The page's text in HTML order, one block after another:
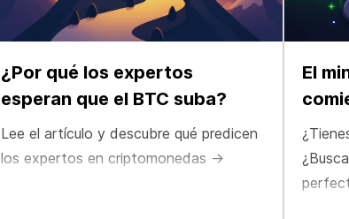
¿Por qué los expertos
esperan que el BTC suba?
Lee el artículo y descubre qué predicen
los expertos en criptomonedas →
El